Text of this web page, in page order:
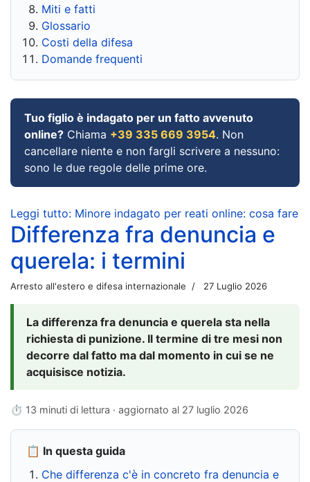
Miti e fatti
Glossario
Costi della difesa
Domande frequenti
Tuo figlio è indagato per un fatto avvenuto
online? Chiama +39 335 669 3954. Non
cancellare niente e non fargli scrivere a nessuno:
sono le due regole delle prime ore.
Leggi tutto: Minore indagato per reati online: cosa fare
Differenza fra denuncia e
querela: i termini
Arresto all'estero e difesa internazionale 27 Luglio 2026
La differenza fra denuncia e querela sta nella
richiesta di punizione. Il termine di tre mesi non
decorre dal fatto ma dal momento in cui se ne
acquisisce notizia.
⏱ 13 minuti di lettura · aggiornato al 27 luglio 2026
📋 In questa guida
Che differenza c'è in concreto fra denuncia e